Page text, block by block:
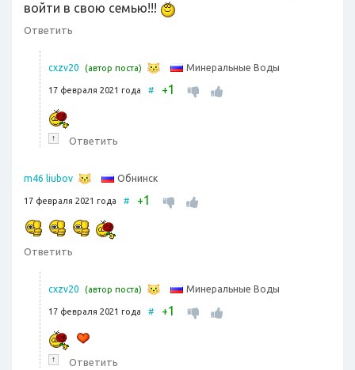
войти в свою семью!!!
Ответить
cxzv20 (автор поста) Минеральные Воды
17 февраля 2021 года # +1
↑ Ответить
m46 liubov Обнинск
17 февраля 2021 года # +1
Ответить
cxzv20 (автор поста) Минеральные Воды
17 февраля 2021 года # +1
↑ Ответить